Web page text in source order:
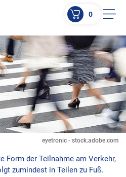
0
eyetronic - stock.adobe.com
Form der Teilnahme am Verkehr,
zumindest in Teilen zu Fuß.